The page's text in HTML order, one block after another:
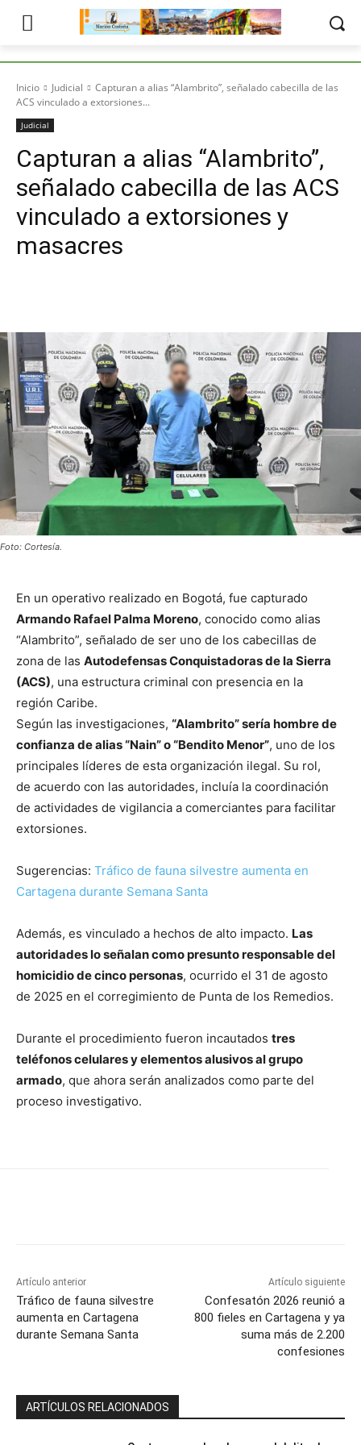
Inicio Judicial
Capturan a alias “Alambrito”, señalado cabecilla de las
ACS vinculado a extorsiones...
Judicial
Capturan a alias “Alambrito”,
señalado cabecilla de las ACS
vinculado a extorsiones y
masacres
Foto: Cortesía.
En un operativo realizado en Bogotá, fue capturado
Armando Rafael Palma Moreno, conocido como alias
“Alambrito”, señalado de ser uno de los cabecillas de
zona de las Autodefensas Conquistadoras de la Sierra
(ACS), una estructura criminal con presencia en la
región Caribe.
Según las investigaciones, “Alambrito” sería hombre de
confianza de alias “Nain” o “Bendito Menor”, uno de los
principales líderes de esta organización ilegal. Su rol,
de acuerdo con las autoridades, incluía la coordinación
de actividades de vigilancia a comerciantes para facilitar
extorsiones.
Sugerencias: Tráfico de fauna silvestre aumenta en
Cartagena durante Semana Santa
Además, es vinculado a hechos de alto impacto. Las
autoridades lo señalan como presunto responsable del
homicidio de cinco personas, ocurrido el 31 de agosto
de 2025 en el corregimiento de Punta de los Remedios.
Durante el procedimiento fueron incautados tres
teléfonos celulares y elementos alusivos al grupo
armado, que ahora serán analizados como parte del
proceso investigativo.
Artículo anterior
Tráfico de fauna silvestre
aumenta en Cartagena
durante Semana Santa
Artículo siguiente
Confesatón 2026 reunió a
800 fieles en Cartagena y ya
suma más de 2.200
confesiones
ARTÍCULOS RELACIONADOS